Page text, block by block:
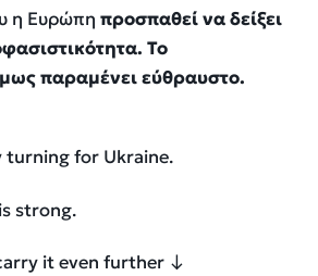
η Ευρώπη προσπαθεί να δείξει
Το
παραμένει εύθραυστο.​​​​​​​​​​​​​​​​​​​​​​​​​​​​​​​​​​​​​​​​​​​​​​​​​​
turning for Ukraine.
strong.
it even further ↓